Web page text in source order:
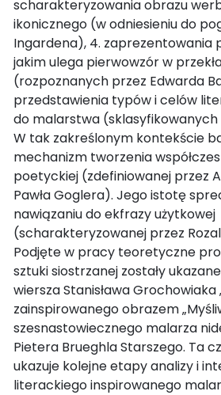
scharakteryzowania obrazu
ikonicznego (w odniesieniu do
Ingardena), 4. zaprezentowania
jakim ulega pierwowzór w
(rozpoznanych przez Edwarda
przedstawienia typów i celów
do malarstwa (sklasyfikowanych
W tak zakreślonym kontekście
mechanizm tworzenia
poetyckiej (zdefiniowanej przez
Pawła Goglera). Jego istotę
nawiązaniu do ekfrazy użytkowej
(scharakteryzowanej przez
Podjęte w pracy teoretyczne
sztuki siostrzanej zostały
wiersza Stanisława Grochowiaka
zainspirowanego obrazem
szesnastowiecznego malarza
Pietera Brueghla Starszego. Ta
ukazuje kolejne etapy analizy i
literackiego inspirowanego